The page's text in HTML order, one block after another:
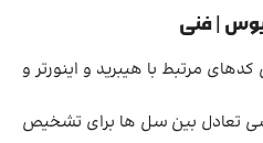
| فنی
مرتبط با هیبرید و اینورتر و
تعادل بین سل ها برای تشخیص